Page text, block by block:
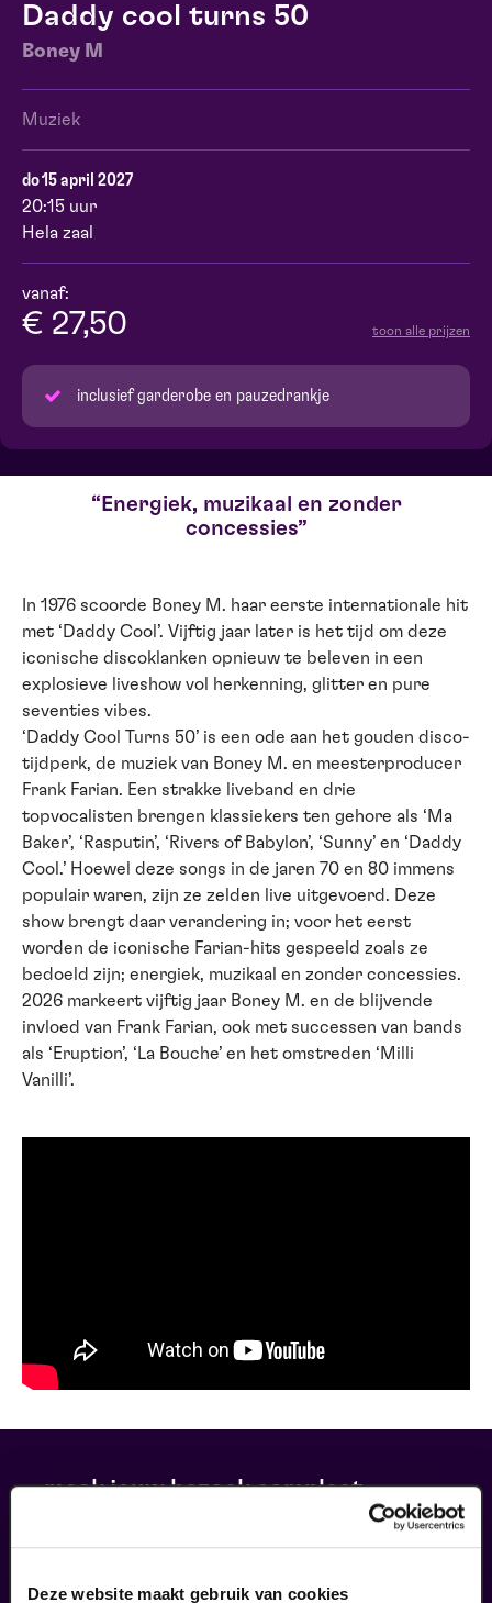
Deze website maakt gebruik van cookies
Daddy cool turns 50
Boney M
Muziek
do 15 april 2027
20:15 uur
Hela zaal
vanaf:
€ 27,50 toon alle prijzen
inclusief garderobe en pauzedrankje
Energiek, muzikaal en zonder
concessies
In 1976 scoorde Boney M. haar eerste internationale hit
met ‘Daddy Cool’. Vijftig jaar later is het tijd om deze
iconische discoklanken opnieuw te beleven in een
explosieve liveshow vol herkenning, glitter en pure
seventies vibes.
‘Daddy Cool Turns 50’ is een ode aan het gouden disco-
tijdperk, de muziek van Boney M. en meesterproducer
Frank Farian. Een strakke liveband en drie
topvocalisten brengen klassiekers ten gehore als ‘Ma
Baker’, ‘Rasputin’, ‘Rivers of Babylon’, ‘Sunny’ en ‘Daddy
Cool.’ Hoewel deze songs in de jaren 70 en 80 immens
populair waren, zijn ze zelden live uitgevoerd. Deze
show brengt daar verandering in; voor het eerst
worden de iconische Farian-hits gespeeld zoals ze
bedoeld zijn; energiek, muzikaal en zonder concessies.
2026 markeert vijftig jaar Boney M. en de blijvende
invloed van Frank Farian, ook met successen van bands
als ‘Eruption’, ‘La Bouche’ en het omstreden ‘Milli
Vanilli’.
maak jouw bezoek compleet